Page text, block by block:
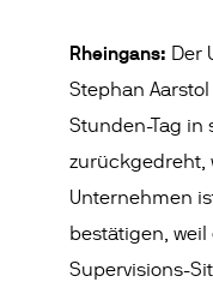
Rheingans: Der
Stephan
Stunden-Tag in
zurückgedreht,
Unternehmen
bestätigen,
Supervisions-